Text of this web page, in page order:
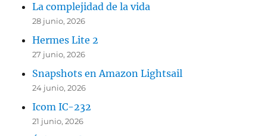
La complejidad de la vida
28 junio, 2026
Hermes Lite 2
27 junio, 2026
Snapshots en Amazon Lightsail
24 junio, 2026
Icom IC-232
21 junio, 2026